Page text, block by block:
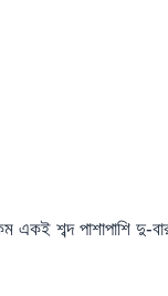
একই শব্দ পাশাপাশি দু-